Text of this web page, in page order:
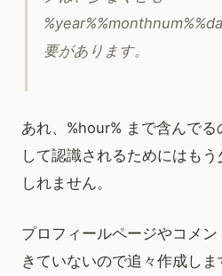
要があります。
あれ、%hour% まで含んで
して認識されるためにはも
しれません。
プロフィールページやコメ
きていないので追々作成し